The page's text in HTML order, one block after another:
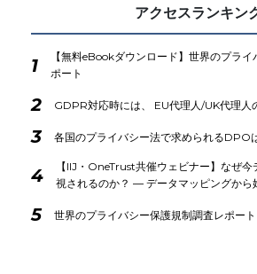
アクセスランキン
1
【無料eBookダウンロード】世界のプラ
ポート
2 GDPR対応時には、 EU代理人/UK代理人
3 各国のプライバシー法で求められるDPO
4
【IIJ・OneTrust共催ウェビナー】なぜ
視されるのか？ ― データマッピングから
5 世界のプライバシー保護規制調査レポート